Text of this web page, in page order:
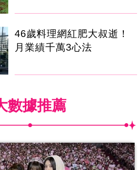
46歲料理網紅肥大叔逝！
月業績千萬3心法
數據推薦